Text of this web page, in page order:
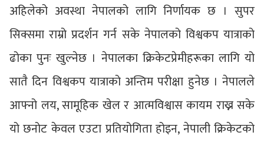
अहिलेको अवस्था नेपालको लागि निर्णायक छ । सुपर
सिक्समा राम्रो प्रदर्शन गर्न सके नेपालको विश्वकप यात्राको
ढोका पुनः खुल्नेछ । नेपालका क्रिकेटप्रेमीहरूका लागि यो
सातै दिन विश्वकप यात्राको अन्तिम परीक्षा हुनेछ । नेपालले
आफ्नो लय, सामूहिक खेल र आत्मविश्वास कायम राख्न सके
यो छनोट केवल एउटा प्रतियोगिता होइन, नेपाली क्रिकेटको